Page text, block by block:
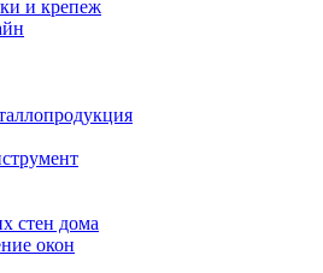
и крепеж
стен дома
окон